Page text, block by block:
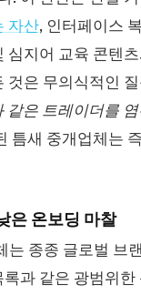
자산, 인터페이스
심지어 교육 콘텐
것은 무의식적인
같은 트레이더를
틈새 중개업체는
은 온보딩 마찰
는 종종 글로벌 브
과 같은 광범위